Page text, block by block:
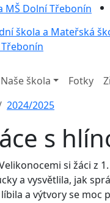
škola a Mateřská
Naše škola Fotky
2024/2025
s
si žáci z
a vysvětlila, jak
a výtvory se moc